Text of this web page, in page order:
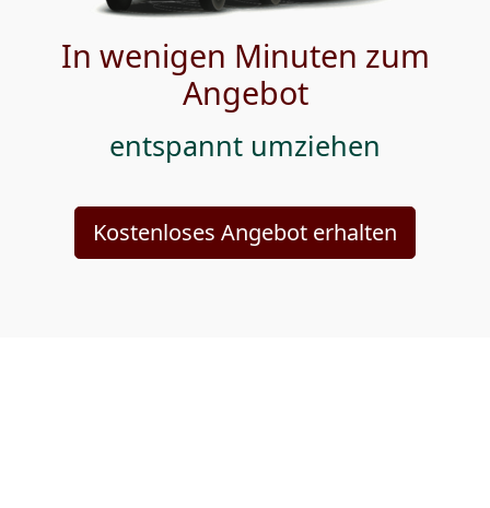
In wenigen Minuten zum
Angebot
entspannt umziehen
Kostenloses Angebot erhalten